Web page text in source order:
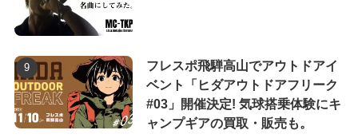
フレスポ飛騨高山でアウトドアイ
ベント「ヒダアウトドアフリーク
#03」開催決定! 気球搭乗体験にキ
ャンプギアの買取・販売も。